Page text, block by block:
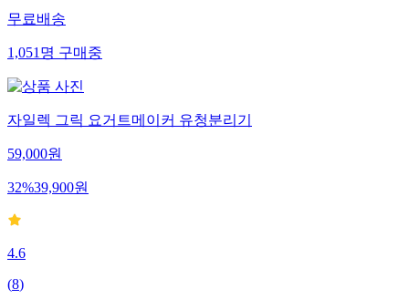
무료배송
1,051명구매중
자일렉 그릭 요거트메이커 유청분리기
59,000원
32%39,900원
4.6
(8)